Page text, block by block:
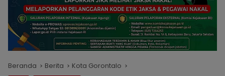
Beranda Berita Kota Gorontalo